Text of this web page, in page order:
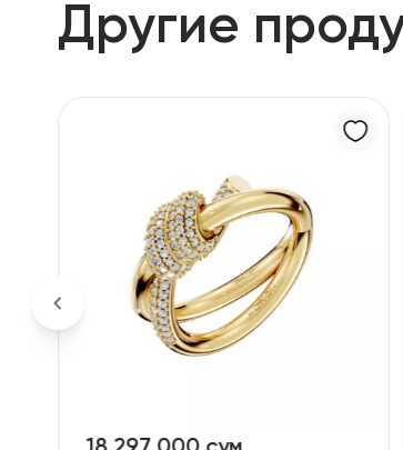
Другие